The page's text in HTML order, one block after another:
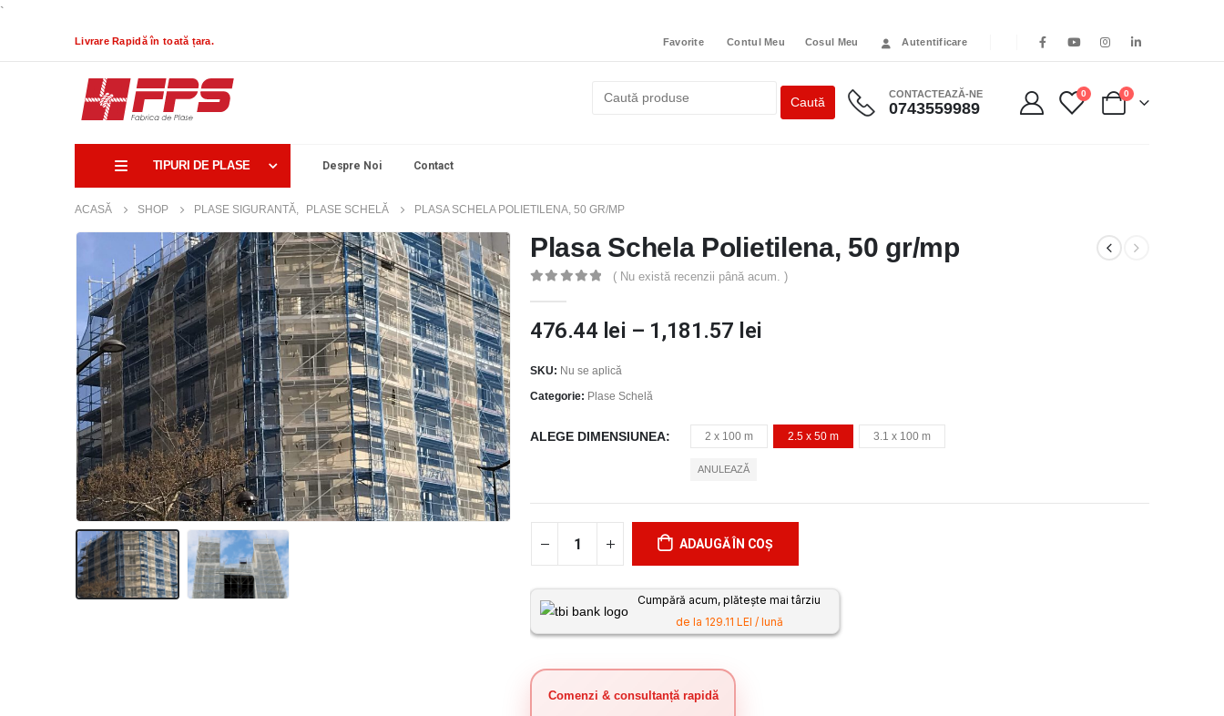
`
Livrare Rapidă în toată țara. Favorite Contul Meu Cosul Meu Autentificare
CONTACTEAZĂ-NE
0743559989
0 0
TIPURI DE PLASE Despre Noi Contact
ACASĂ SHOP PLASE SIGURANTĂ, PLASE SCHELĂ PLASA SCHELA POLIETILENA, 50 GR/MP
Plasa Schela Polietilena, 50 gr/mp
( Nu există recenzii până acum. )
476.44 lei – 1,181.57 lei
SKU: Nu se aplică
Categorie: Plase Schelă
ALEGE DIMENSIUNEA 2 x 100 m 2.5 x 50 m 3.1 x 100 m
ANULEAZĂ
ADAUGĂ ÎN COȘ
Cumpără acum, plătește mai târziu
de la 129.11 LEI / lună
Comenzi & consultanță rapidă